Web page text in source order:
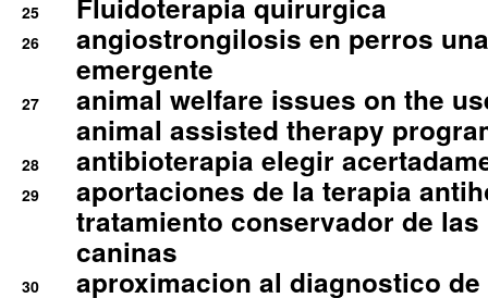
25 Fluidoterapia quirurgica
26
angiostrongilosis en perros
emergente
27
animal welfare issues on the
animal assisted therapy
28 antibioterapia elegir
29
aportaciones de la terapia
tratamiento conservador de
caninas
30 aproximacion al diagnostico